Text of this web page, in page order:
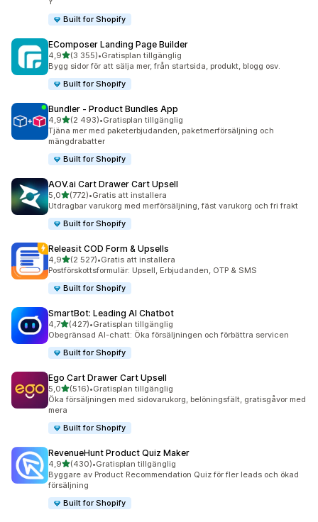
Built for Shopify
EComposer Landing Page Builder
4,9av 5 stjärnor
(3 355)
3355 recensioner totalt
•Gratisplan tillgänglig
Bygg sidor för att sälja mer, från startsida, produkt, blogg osv.
Built for Shopify
Bundler ‑ Product Bundles App
4,9av 5 stjärnor
(2 493)
2493 recensioner totalt
•Gratisplan tillgänglig
Tjäna mer med paketerbjudanden, paketmerförsäljning och
mängdrabatter
Built for Shopify
AOV.ai Cart Drawer Cart Upsell
5,0av 5 stjärnor
(772)
772 recensioner totalt
•Gratis att installera
Utdragbar varukorg med merförsäljning, fäst varukorg och fri frakt
Built for Shopify
Releasit COD Form & Upsells
4,9av 5 stjärnor
(2 527)
2527 recensioner totalt
•Gratis att installera
Postförskottsformulär: Upsell, Erbjudanden, OTP & SMS
Built for Shopify
SmartBot: Leading AI Chatbot
4,7av 5 stjärnor
(427)
427 recensioner totalt
•Gratisplan tillgänglig
Obegränsad AI-chatt: Öka försäljningen och förbättra servicen
Built for Shopify
Ego Cart Drawer Cart Upsell
5,0av 5 stjärnor
(516)
516 recensioner totalt
•Gratisplan tillgänglig
Öka försäljningen med sidovarukorg, belöningsfält, gratisgåvor med
mera
Built for Shopify
RevenueHunt Product Quiz Maker
4,9av 5 stjärnor
(430)
430 recensioner totalt
•Gratisplan tillgänglig
Byggare av Product Recommendation Quiz för fler leads och ökad
försäljning
Built for Shopify